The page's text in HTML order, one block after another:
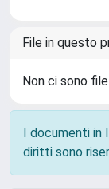
File in questo
Non ci sono
I documenti in
diritti sono